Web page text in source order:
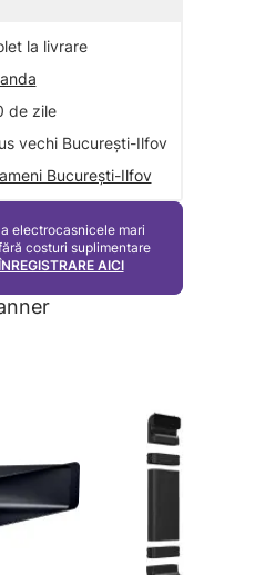
la livrare
de zile
vechi București-Ilfov
București-Ilfov
la electrocasnicele mari
costuri suplimentare
AICI